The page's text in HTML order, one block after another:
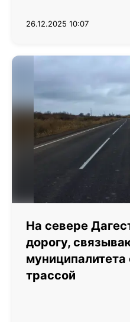
26.12.2025 10:07
На севере
дорогу,
трассой